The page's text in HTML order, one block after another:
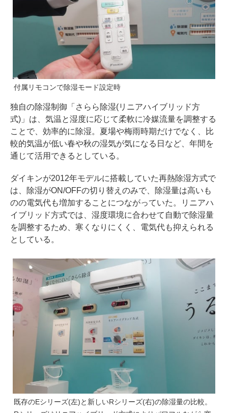
付属リモコンで除湿モード設定時
独自の除湿制御「さらら除湿(リニアハイブリッド方
式)」は、気温と湿度に応じて柔軟に冷媒流量を調整する
ことで、効率的に除湿。夏場や梅雨時期だけでなく、比
較的気温が低い春や秋の湿気が気になる日など、年間を
通じて活用できるとしている。
ダイキンが2012年モデルに搭載していた再熱除湿方式で
は、除湿がON/OFFの切り替えのみで、除湿量は高いも
のの電気代も増加することにつながっていた。リニアハ
イブリッド方式では、湿度環境に合わせて自動で除湿量
を調整するため、寒くなりにくく、電気代も抑えられる
としている。
既存のEシリーズ(左)と新しいRシリーズ(右)の除湿量の比較。